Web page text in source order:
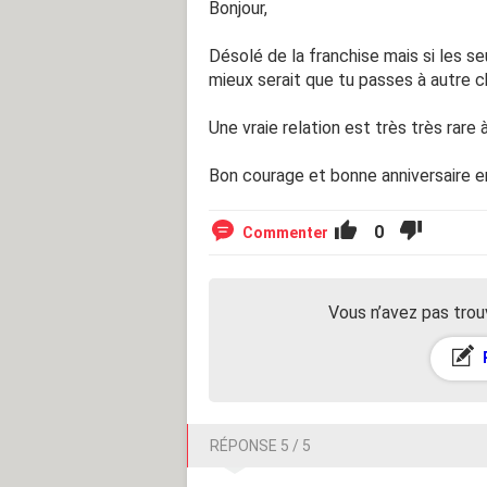
Bonjour,
Désolé de la franchise mais si les
mieux serait que tu passes à autre
Une vraie relation est très très rare
Bon courage et bonne anniversaire
Commenter 0
Vous n’avez pas
RÉPONSE 5 / 5